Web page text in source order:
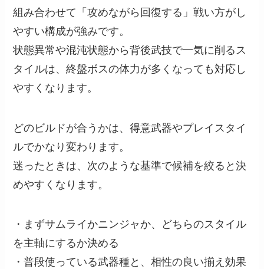
組み合わせて「攻めながら回復する」戦い方がし
やすい構成が強みです。
状態異常や混沌状態から背後武技で一気に削るス
タイルは、終盤ボスの体力が多くなっても対応し
やすくなります。
どのビルドが合うかは、得意武器やプレイスタイ
ルでかなり変わります。
迷ったときは、次のような基準で候補を絞ると決
めやすくなります。
・まずサムライかニンジャか、どちらのスタイル
を主軸にするか決める
・普段使っている武器種と、相性の良い揃え効果